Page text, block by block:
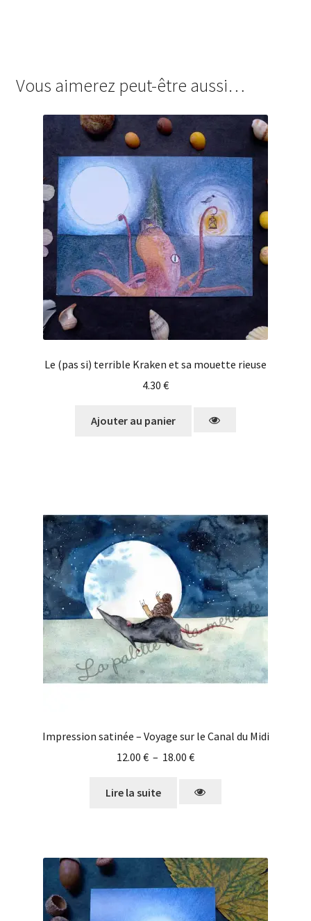
Vous aimerez peut-être aussi…
Le (pas si) terrible Kraken et sa mouette rieuse
4.30 €
Ajouter au panier
Impression satinée – Voyage sur le Canal du Midi
12.00 € – 18.00 €
Lire la suite